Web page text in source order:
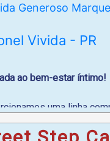
Generoso
Vivida - PR
ao bem-estar íntimo!
uma linha
ao Ponto de Táxi.